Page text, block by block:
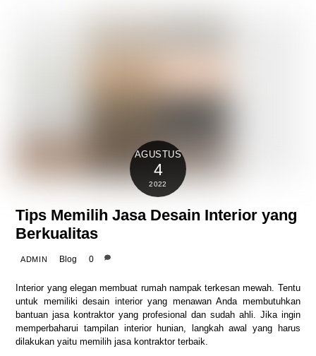
AGUSTUS
4
2022
Tips Memilih Jasa Desain Interior yang
Berkualitas
ADMIN Blog 0
Interior yang elegan membuat rumah nampak terkesan mewah. Tentu
untuk memiliki desain interior yang menawan Anda membutuhkan
bantuan jasa kontraktor yang profesional dan sudah ahli. Jika ingin
memperbaharui tampilan interior hunian, langkah awal yang harus
dilakukan yaitu memilih jasa kontraktor terbaik.